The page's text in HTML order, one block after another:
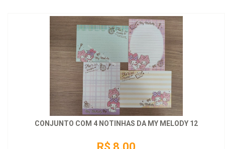
CONJUNTO COM 4 NOTINHAS DA MY MELODY 12
R$ 8,00